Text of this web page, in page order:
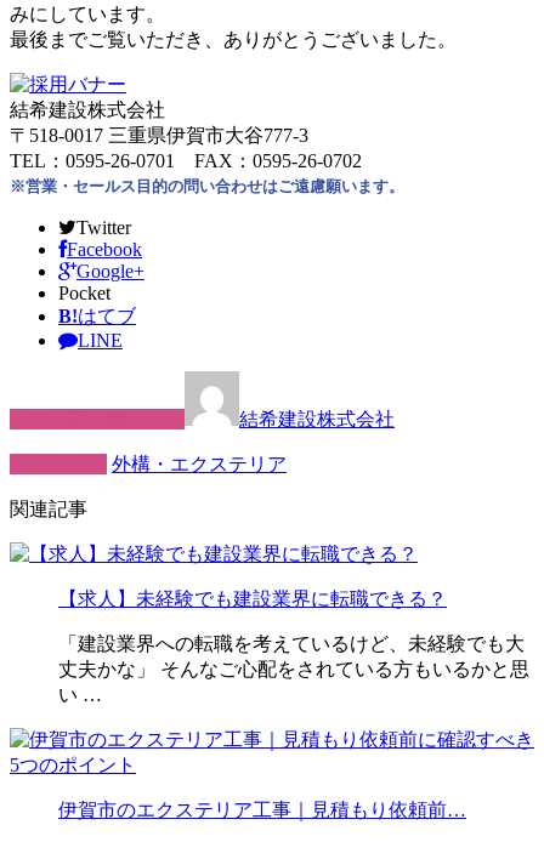
みにしています。
最後までご覧いただき、ありがとうございました。
結希建設株式会社
〒518-0017 三重県伊賀市大谷777-3
TEL：0595-26-0701 FAX：0595-26-0702
※営業・セールス目的の問い合わせはご遠慮願います。
Twitter
Facebook
Google+
Pocket
B!はてブ
LINE
結希建設株式会社
外構・エクステリア
関連記事
【求人】未経験でも建設業界に転職できる？
「建設業界への転職を考えているけど、未経験でも大
丈夫かな」 そんなご心配をされている方もいるかと思
い …
伊賀市のエクステリア工事｜見積もり依頼前…